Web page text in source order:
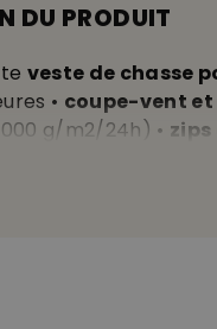
DU PRODUIT
veste de chasse
• coupe-vent
g/m2/24h) •
• capuche
• 2